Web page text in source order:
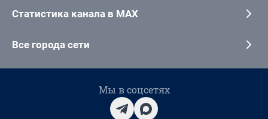
Статистика канала в MAX
Все города сети
Мы в соцсетях